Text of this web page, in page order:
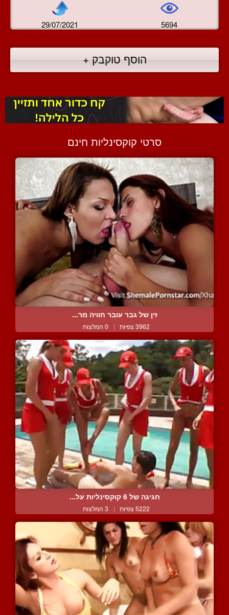
29/07/2021 5694
הוסף טוקבק +
סרטי קוקסינליות חינם
זין של גבר עובר חוויה מר...
3962 צפיות | 0 המלצות
חגיגה של 6 קוקסינליות על...
5222 צפיות | 3 המלצות